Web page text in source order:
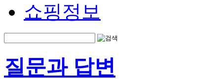
쇼핑정보
질문과 답변